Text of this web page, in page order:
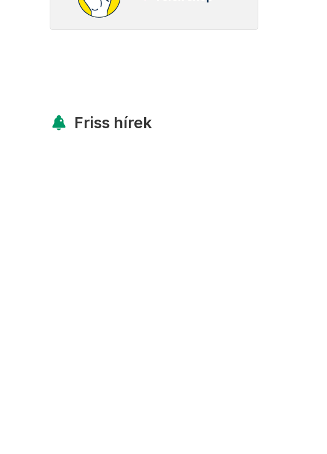
Friss hírek